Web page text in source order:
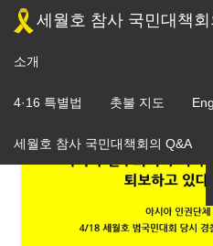
세월호 참사 국민대책회
소개
조직도
세월호 참사 국민대책회의 Q&A
4·16 특별법 촛불 지도